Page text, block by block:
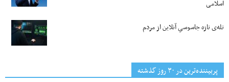
اسلامی
تله‌ی تازه جاسوسیِ آنلاین از مردم
پربیننده‌ترین‌ در ۳۰ روز گذشته